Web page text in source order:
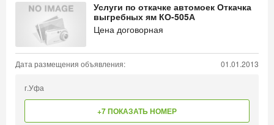
Услуги по откачке автомоек Откачка
выгребных ям КО-505А
Цена договорная
Дата размещения объявления: 01.01.2013
г.Уфа
+7 ПОКАЗАТЬ НОМЕР